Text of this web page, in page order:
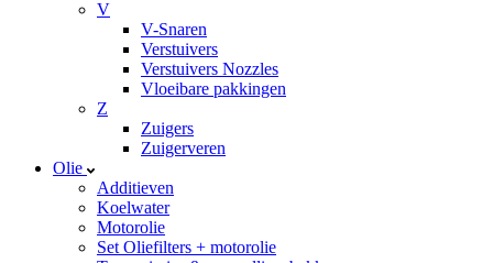
V
V-Snaren
Verstuivers
Verstuivers Nozzles
Vloeibare pakkingen
Z
Zuigers
Zuigerveren
Olie
Additieven
Koelwater
Motorolie
Set Oliefilters + motorolie